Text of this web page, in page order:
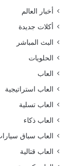
أخبار العالم
أكلات جديدة
البث المباشر
الحلويات
العاب
العاب استراتيجية
العاب تسلية
العاب ذكاء
العاب سباق
العاب قتالية